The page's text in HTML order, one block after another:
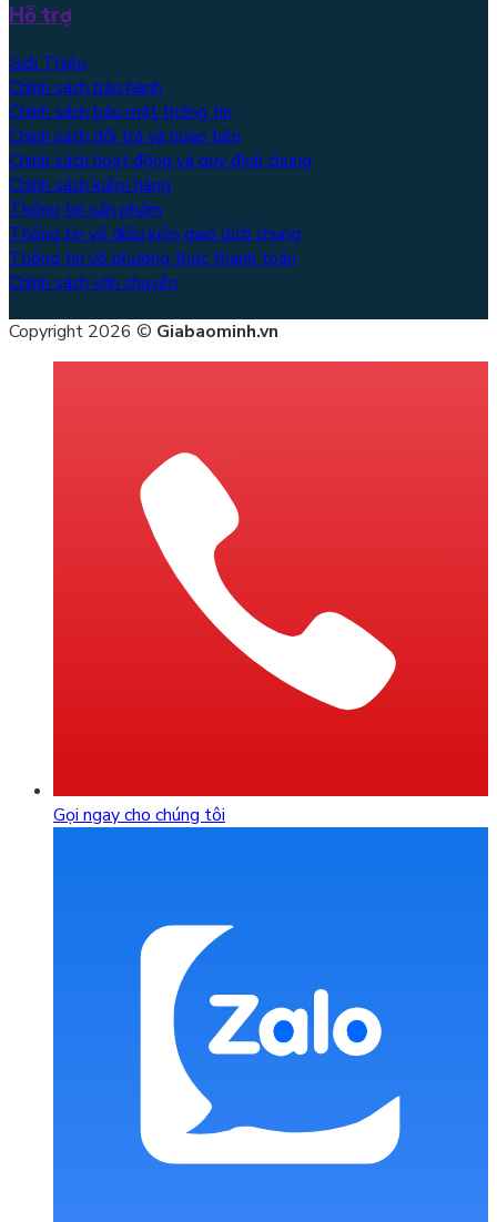
Hỗ trợ
Giới Thiệu
Chính sách bảo hành
Chính sách bảo mật thông tin
Chính sách đổi trả và hoàn tiền
Chính sách hoạt động và quy định chung
Chính sách kiểm hàng
Thông tin sản phẩm
Thông tin về điều kiện giao dịch chung
Thông tin về phương thức thanh toán
Chính sách vận chuyển
Copyright 2026 © Giabaominh.vn
Gọi ngay cho chúng tôi